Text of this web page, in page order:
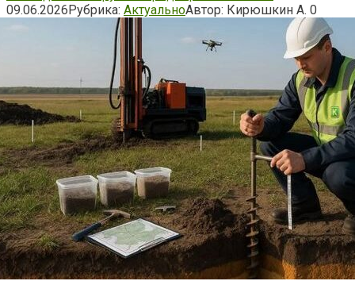
09.06.2026Рубрика: АктуальноАвтор: Кирюшкин А. 0